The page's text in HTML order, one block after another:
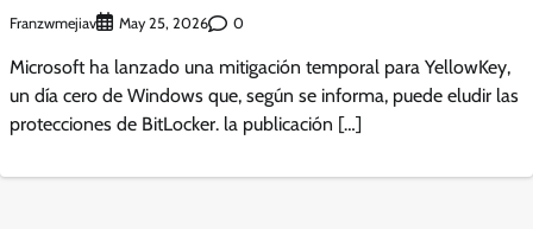
Franzwmejiav May 25, 2026 0
Microsoft ha lanzado una mitigación temporal para YellowKey,
un día cero de Windows que, según se informa, puede eludir las
protecciones de BitLocker. la publicación […]